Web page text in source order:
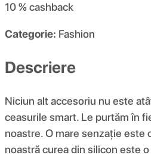
10 %cashback
Categorie: Fashion
Descriere
Niciun alt accesoriu nu este
ceasurile smart. Le purtăm în
noastre. O mare senzație este
noastră curea din silicon este